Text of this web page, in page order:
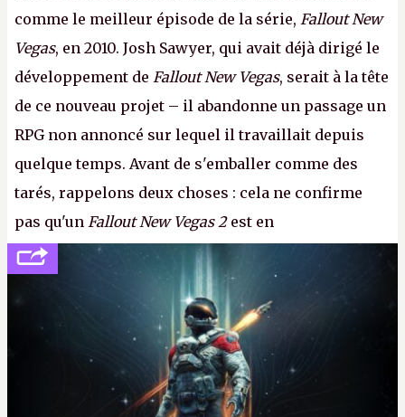
comme le meilleur épisode de la série, Fallout New
Vegas, en 2010. Josh Sawyer, qui avait déjà dirigé le
développement de Fallout New Vegas, serait à la tête
de ce nouveau projet – il abandonne un passage un
RPG non annoncé sur lequel il travaillait depuis
quelque temps. Avant de s'emballer comme des
tarés, rappelons deux choses : cela ne confirme
pas qu'un Fallout New Vegas 2est en
développement (pour ce que l'on sait, ils bossent
peut-être sur
Fallout Football ou
Fallout vs. Les
Lapins Crétins) et l'Obsidian d'aujourd'hui n'est plus
le même studio qu'il y a 15 ans. Mais bon, OK, on
peut commencer à fantasmer.A.